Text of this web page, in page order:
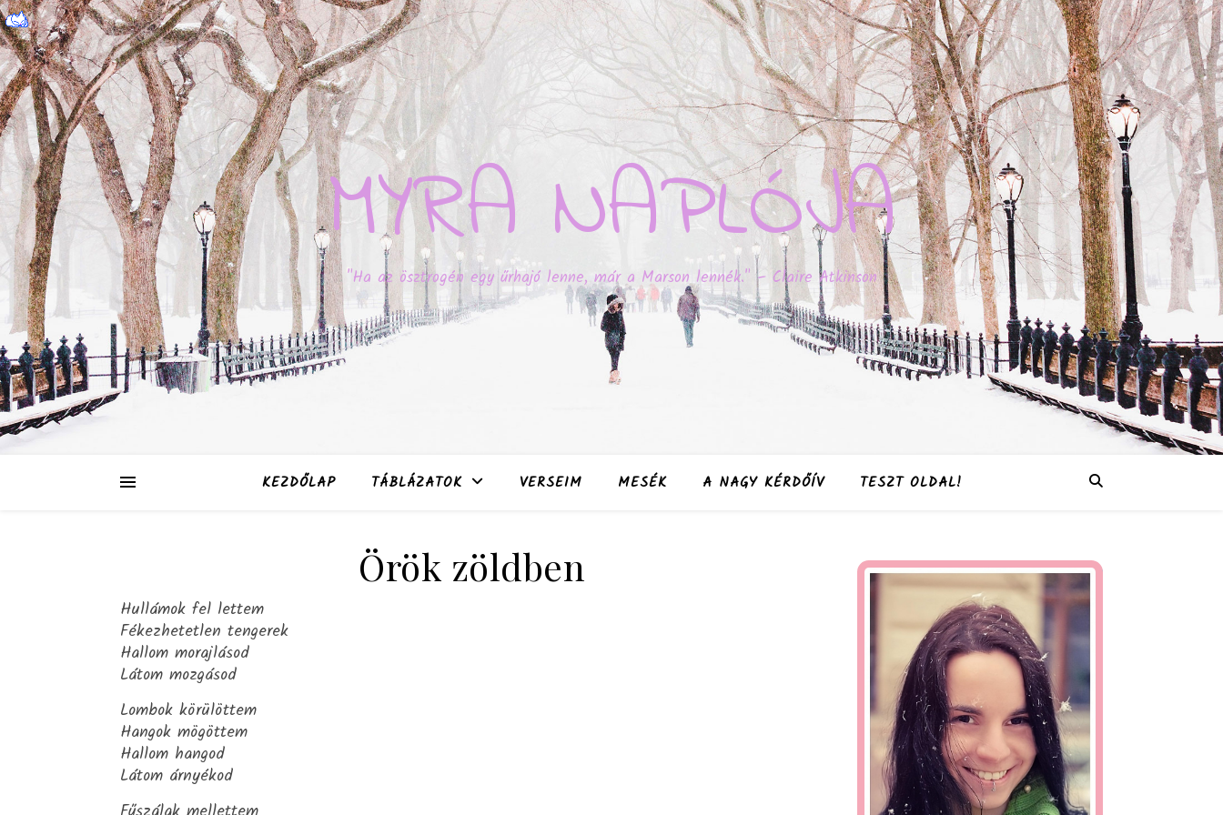
MYRA NAPLÓJA
"Ha az ösztrogén egy űrhajó lenne, már a Marson lennék." – Claire Atkinson
KEZDŐLAP TÁBLÁZATOK VERSEIM MESÉK A NAGY KÉRDŐÍV TESZT OLDAL!
Örök zöldben
Hullámok fel lettem
Fékezhetetlen tengerek
Hallom morajlásod
Látom mozgásod
Lombok körülöttem
Hangok mögöttem
Hallom hangod
Látom árnyékod